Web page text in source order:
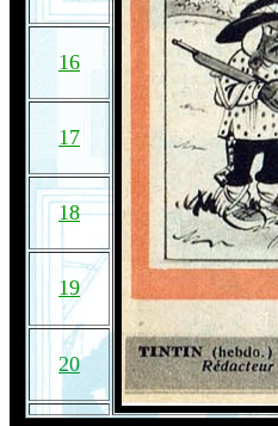
16
17
18
19
20